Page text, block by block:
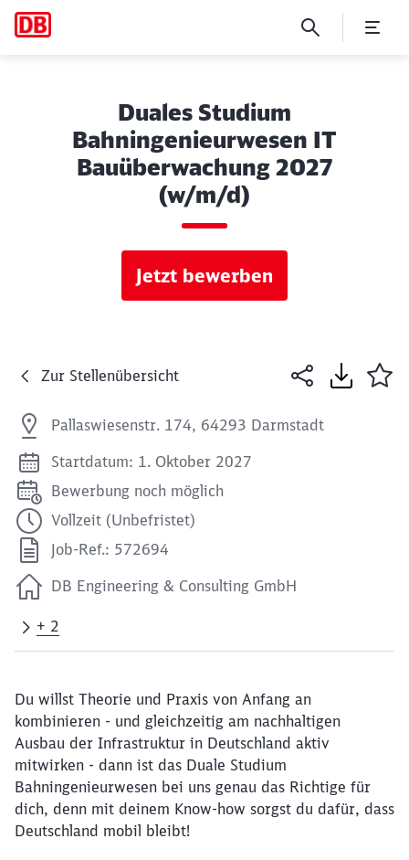
Duales Studium
Bahningenieurwesen IT
Bauüberwachung 2027
(w/m/d)
Jetzt bewerben
Zur Stellenübersicht
Pallaswiesenstr. 174, 64293 Darmstadt
Startdatum: 1. Oktober 2027
Bewerbung noch möglich
Vollzeit (Unbefristet)
Job-Ref.: 572694
DB Engineering & Consulting GmbH
+ 2
Du willst Theorie und Praxis von Anfang an
kombinieren - und gleichzeitig am nachhaltigen
Ausbau der Infrastruktur in Deutschland aktiv
mitwirken - dann ist das Duale Studium
Bahningenieurwesen bei uns genau das Richtige für
dich, denn mit deinem Know-how sorgst du dafür, dass
Deutschland mobil bleibt!